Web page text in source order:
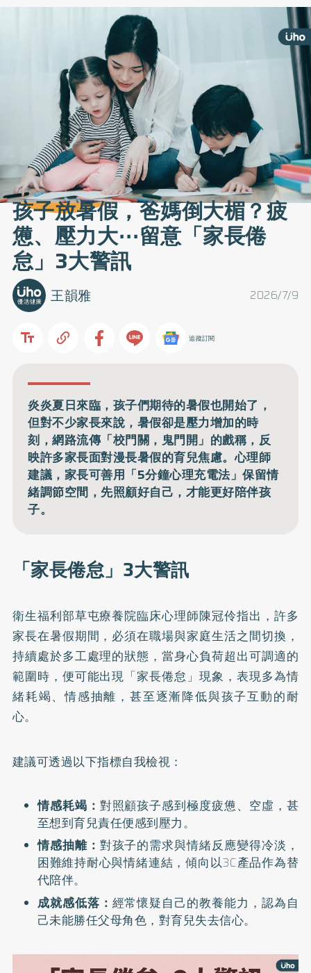
孩子放暑假，爸媽倒大楣？疲
憊、壓力大⋯留意「家長倦
怠」3大警訊
2026/7/9
王韻雅
追蹤訂閱
炎炎夏日來臨，孩子們期待的暑假也開始了，
但對不少家長來說，暑假卻是壓力增加的時
刻，網路流傳「校門關，鬼門開」的戲稱，反
映許多家長面對漫長暑假的育兒焦慮。心理師
建議，家長可善用「5分鐘心理充電法」保留情
緒調節空間，先照顧好自己，才能更好陪伴孩
子。
「家長倦怠」3大警訊
衛生福利部草屯療養院臨床心理師陳冠伶指出，許多
家長在暑假期間，必須在職場與家庭生活之間切換，
持續處於多工處理的狀態，當身心負荷超出可調適的
範圍時，便可能出現「家長倦怠」現象，表現多為情
緒耗竭、情感抽離，甚至逐漸降低與孩子互動的耐
心。
建議可透過以下指標自我檢視：
情感耗竭： 對照顧孩子感到極度疲憊、空虛，甚
至想到育兒責任便感到壓力。
情感抽離： 對孩子的需求與情緒反應變得冷淡，
困難維持耐心與情緒連結，傾向以3C產品作為替
代陪伴。
成就感低落： 經常懷疑自己的教養能力，認為自
己未能勝任父母角色，對育兒失去信心。